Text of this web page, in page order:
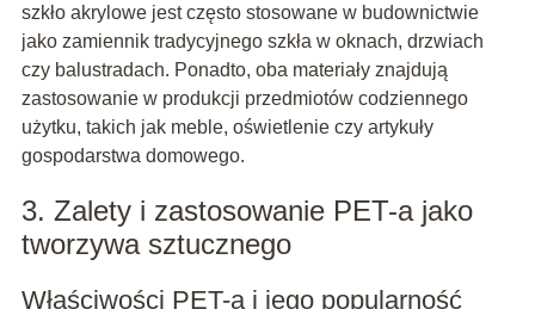
szkło akrylowe jest często stosowane w budownictwie
jako zamiennik tradycyjnego szkła w oknach, drzwiach
czy balustradach. Ponadto, oba materiały znajdują
zastosowanie w produkcji przedmiotów codziennego
użytku, takich jak meble, oświetlenie czy artykuły
gospodarstwa domowego.
3. Zalety i zastosowanie PET-a jako
tworzywa sztucznego
Właściwości PET-a i jego popularność